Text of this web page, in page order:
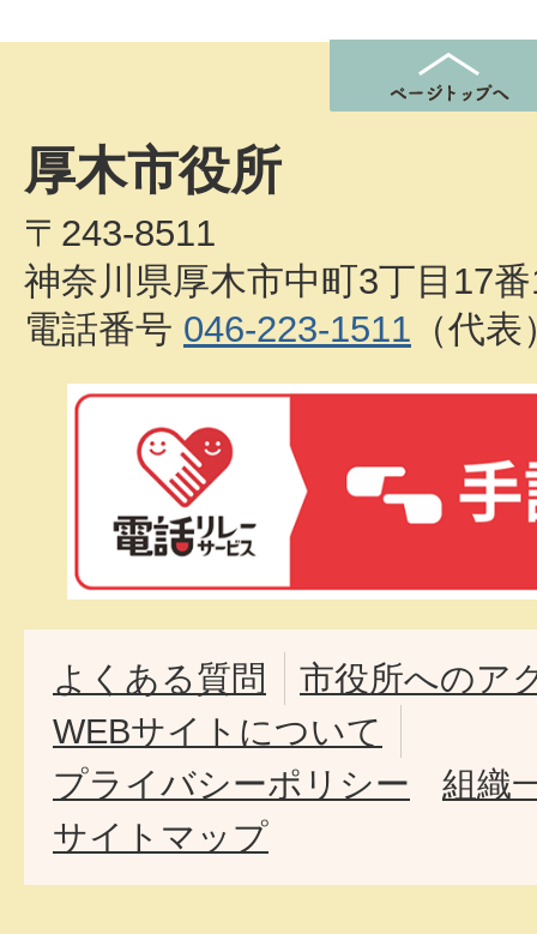
厚木市役所
〒243-8511
神奈川県厚木市中町3丁目17
電話番号 046-223-1511 （代表
よくある質問
市役所へのア
WEBサイトについて
プライバシーポリシー
組織
サイトマップ